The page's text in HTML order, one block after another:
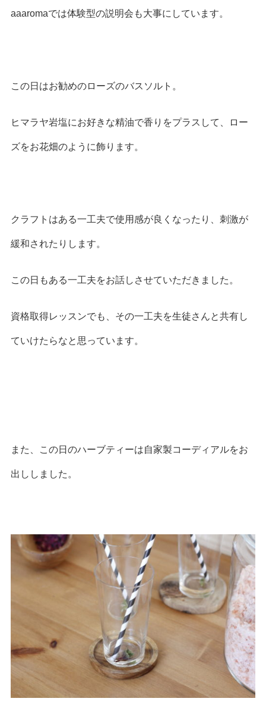
aaaromaでは体験型の説明会も大事にしています。
この日はお勧めのローズのバスソルト。
ヒマラヤ岩塩にお好きな精油で香りをプラスして、ロー
ズをお花畑のように飾ります。
クラフトはある一工夫で使用感が良くなったり、刺激が
緩和されたりします。
この日もある一工夫をお話しさせていただきました。
資格取得レッスンでも、その一工夫を生徒さんと共有し
ていけたらなと思っています。
また、この日のハーブティーは自家製コーディアルをお
出ししました。